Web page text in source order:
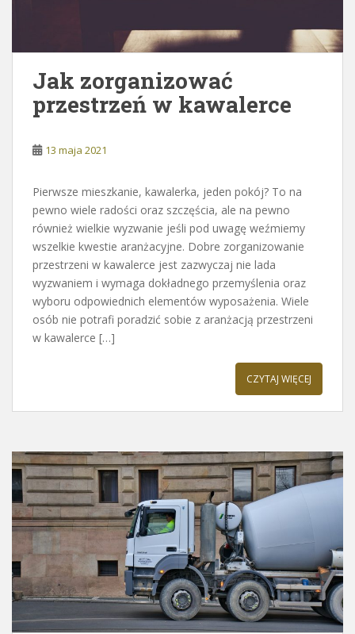
Jak zorganizować
przestrzeń w kawalerce
13 maja 2021
Pierwsze mieszkanie, kawalerka, jeden pokój? To na
pewno wiele radości oraz szczęścia, ale na pewno
również wielkie wyzwanie jeśli pod uwagę weźmiemy
wszelkie kwestie aranżacyjne. Dobre zorganizowanie
przestrzeni w kawalerce jest zazwyczaj nie lada
wyzwaniem i wymaga dokładnego przemyślenia oraz
wyboru odpowiednich elementów wyposażenia. Wiele
osób nie potrafi poradzić sobie z aranżacją przestrzeni
w kawalerce […]
CZYTAJ WIĘCEJ